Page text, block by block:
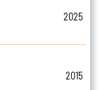
2025
2015